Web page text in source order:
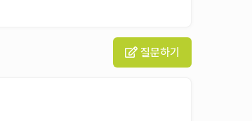
질문하기